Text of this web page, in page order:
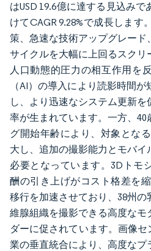
はUSD 19.6億に達する見込みで
けてCAGR 9.28%で成長しま
策、急速な技術アップグレー
サイクルを大幅に上回るスクリ
人口動態的圧力の相互作用を
（AI）の導入により読影時間
し、より迅速なシステム更新
率が生まれています。一方、
グ開始年齢により、対象とな
大し、追加の撮影能力とモバ
必要となっています。3Dトモ
酬の引き上げがコスト格差を
移行を加速させており、38州
維腺組織を撮影できる高度なモ
ダーに促されています。画像
業の垂直統合により、高度なプ